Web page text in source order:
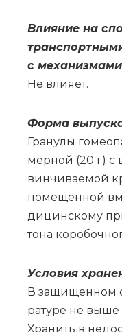
Вли­я­ние на
с ме­ха­низ­ма­ми
Не вли­я­ет.
Фор­ма
Гра­ну­лы
мер­ной (20 г) с
вин­чи­ва­е­мой
по­ме­щен­ной
ди­цин­ско­му
то­на
Усло­вия
В за­щи­щен­ном
ра­ту­ре не вы­ше
Хра­нить в